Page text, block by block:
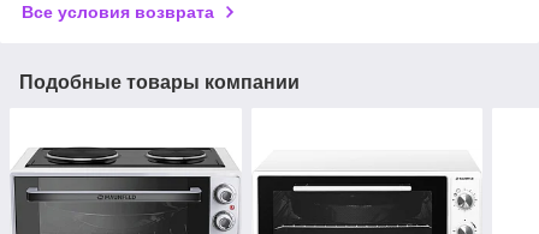
Все условия возврата
Подобные товары компании